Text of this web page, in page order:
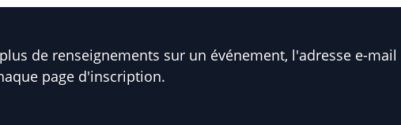
de renseignements sur un événement, l'adresse e-
page d'inscription.